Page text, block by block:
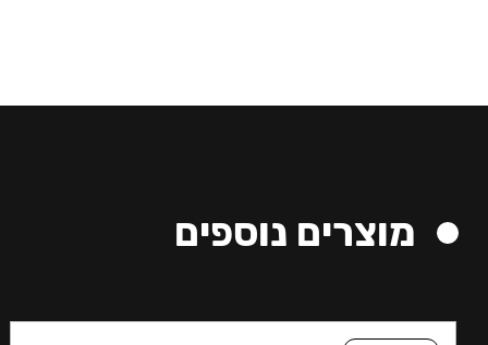
מוצרים נוספים